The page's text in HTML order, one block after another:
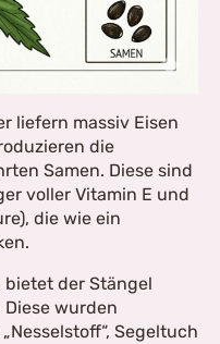
liefern massiv Eisen
die
Samen. Diese sind
voller Vitamin E und
die wie ein
bietet der Stängel
wurden
Segeltuch